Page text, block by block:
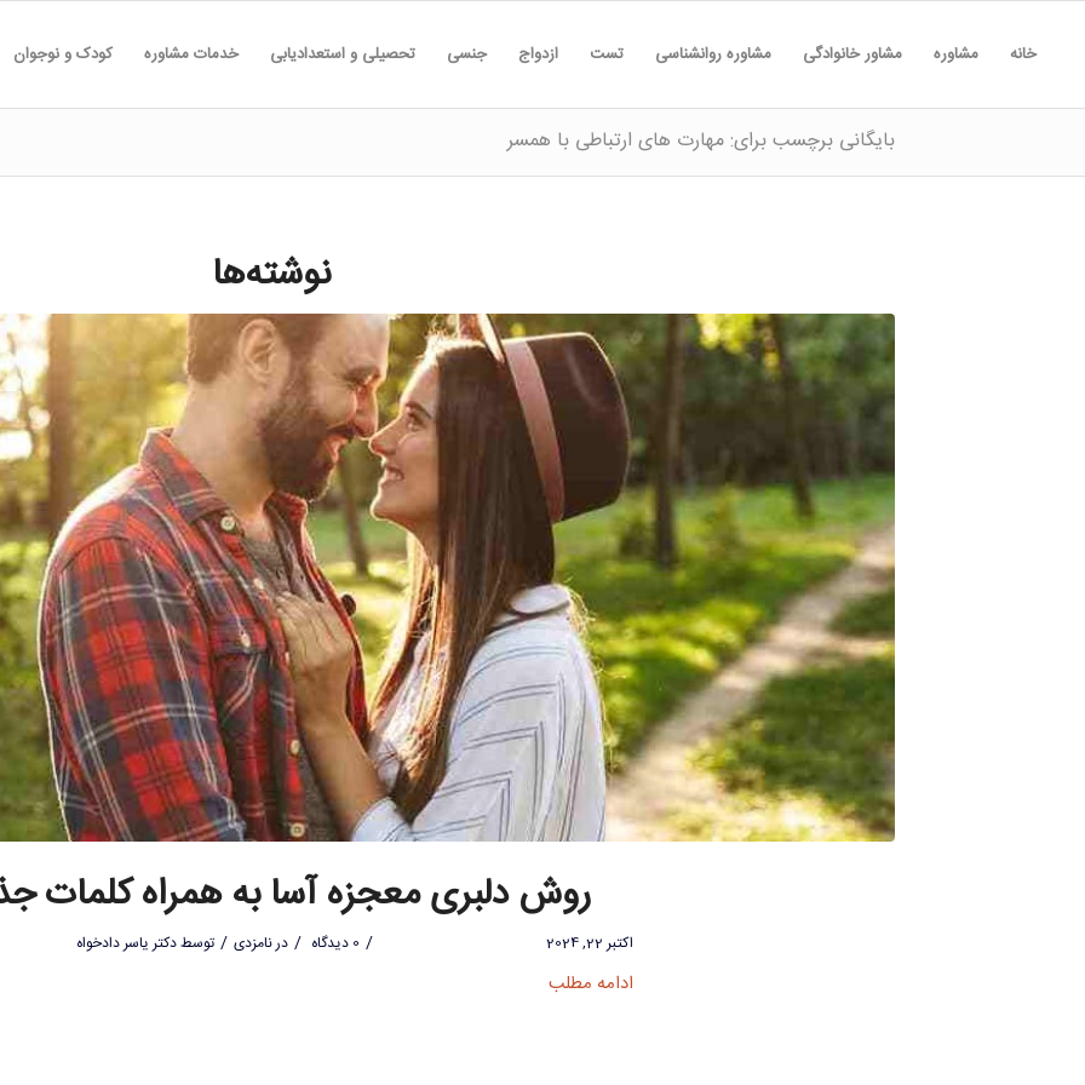
خانه مشاوره مشاور خانوادگی مشاوره روانشناسی تست ازدواج جنسی تحصیلی و استعدادیابی خدمات مشاوره کودک و نوجوان
بایگانی برچسب برای: مهارت های ارتباطی با همسر
نوشته‌ها
روش دلبری معجزه آسا به همراه کلمات
اکتبر 22, 2024 / 0 دیدگاه / درنامزدی / توسطدکتر یاسر دادخواه
ادامه مطلب